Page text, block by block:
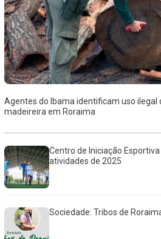
Agentes do Ibama identificam uso ilegal
madeireira em Roraima
Centro de Iniciação
atividades de 2025
Sociedade: Tribos de